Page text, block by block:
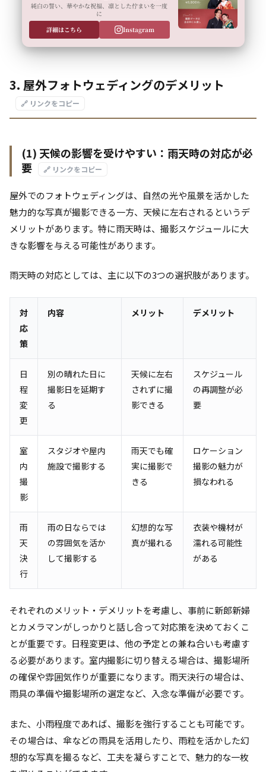
純白の誓い、華やかな祝福、凛とした佇まいを一度
に
詳細はこちら
Instagram
3. 屋外フォトウェディングのデメリット
🔗 リンクをコピー
(1) 天候の影響を受けやすい：雨天時の対応が必
要
🔗 リンクをコピー
屋外でのフォトウェディングは、自然の光や風景を活かした
魅力的な写真が撮影できる一方、天候に左右されるというデ
メリットがあります。特に雨天時は、撮影スケジュールに大
きな影響を与える可能性があります。
雨天時の対応としては、主に以下の3つの選択肢があります。
対
応
策
内容 メリット デメリット
日
程
変
更
別の晴れた日に
撮影日を延期す
る
天候に左右
されずに撮
影できる
スケジュール
の再調整が必
要
室
内
撮
影
スタジオや屋内
施設で撮影する
雨天でも確
実に撮影で
きる
ロケーション
撮影の魅力が
損なわれる
雨
天
決
行
雨の日ならでは
の雰囲気を活か
して撮影する
幻想的な写
真が撮れる
衣装や機材が
濡れる可能性
がある
それぞれのメリット・デメリットを考慮し、事前に新郎新婦
とカメラマンがしっかりと話し合って対応策を決めておくこ
とが重要です。日程変更は、他の予定との兼ね合いも考慮す
る必要があります。室内撮影に切り替える場合は、撮影場所
の確保や雰囲気作りが重要になります。雨天決行の場合は、
雨具の準備や撮影場所の選定など、入念な準備が必要です。
また、小雨程度であれば、撮影を強行することも可能です。
その場合は、傘などの雨具を活用したり、雨粒を活かした幻
想的な写真を撮るなど、工夫を凝らすことで、魅力的な一枚